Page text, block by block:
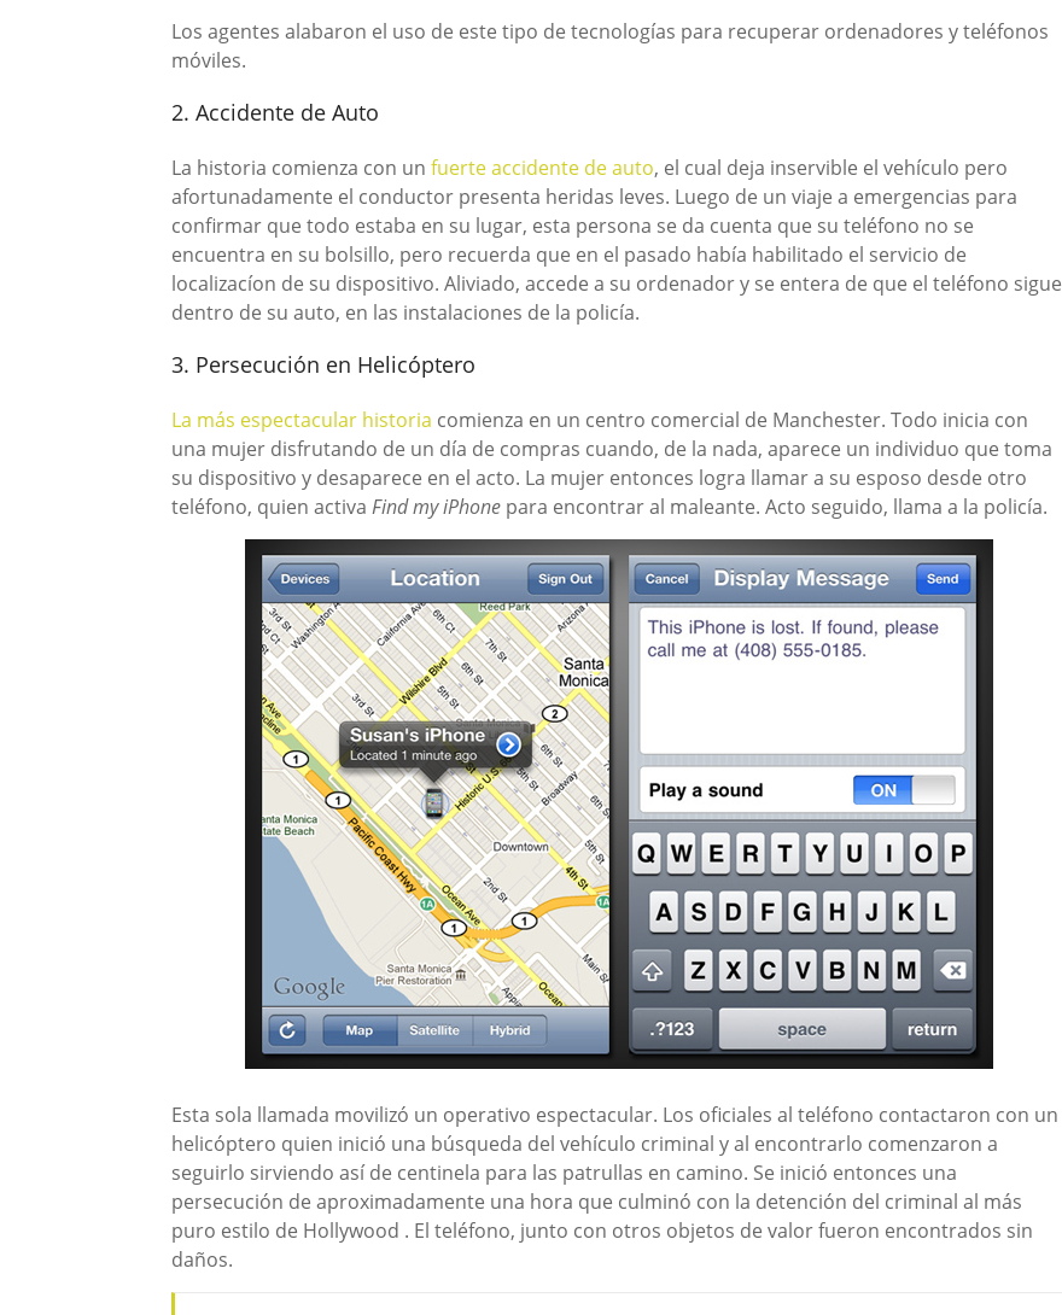
Los agentes alabaron el uso de este tipo de tecnologías para recuperar ordenadores y teléfonos
móviles.
2. Accidente de Auto
La historia comienza con un fuerte accidente de auto, el cual deja inservible el vehículo pero
afortunadamente el conductor presenta heridas leves. Luego de un viaje a emergencias para
confirmar que todo estaba en su lugar, esta persona se da cuenta que su teléfono no se
encuentra en su bolsillo, pero recuerda que en el pasado había habilitado el servicio de
localizacíon de su dispositivo. Aliviado, accede a su ordenador y se entera de que el teléfono sigue
dentro de su auto, en las instalaciones de la policía.
3. Persecución en Helicóptero
La más espectacular historia comienza en un centro comercial de Manchester. Todo inicia con
una mujer disfrutando de un día de compras cuando, de la nada, aparece un individuo que toma
su dispositivo y desaparece en el acto. La mujer entonces logra llamar a su esposo desde otro
teléfono, quien activa Find my iPhone para encontrar al maleante. Acto seguido, llama a la policía.
Esta sola llamada movilizó un operativo espectacular. Los oficiales al teléfono contactaron con un
helicóptero quien inició una búsqueda del vehículo criminal y al encontrarlo comenzaron a
seguirlo sirviendo así de centinela para las patrullas en camino. Se inició entonces una
persecución de aproximadamente una hora que culminó con la detención del criminal al más
puro estilo de Hollywood . El teléfono, junto con otros objetos de valor fueron encontrados sin
daños.